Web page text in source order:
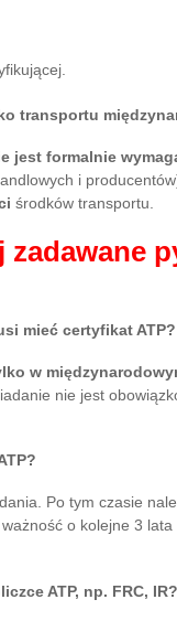
transportu
jest formalnie
i
środków transportu.
zadawane
mieć certyfikat ATP?
w
nie jest
Po tym czasie
ważność o kolejne 3
ATP, np. FRC, IR?